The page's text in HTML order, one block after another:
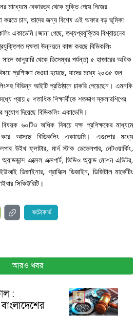
মাধ্যেমে বেকারত্ব থেকে মুক্তি পেয়ে নিজের
করতে চান, তাদের জন্য বিশেষ এই অফার বড় ভূমিকা
একাডেমি।জানা গেছে, তথ্যপ্রযুক্তির বিশ্বায়নের
দক্ষতা উন্নয়নে কাজ করছে বিডিকলিং
জানুয়ারি থেকে ডিসেম্বর পর্যন্ত) ৫ হাজারের অধিক
প্রশিক্ষণ দেওয়া হয়েছে, যাদের মধ্যে ২০৩৫ জন
বিভিন্ন আইটি প্রতিষ্ঠানে চাকরি পেয়েছেন। এমনকি
প্রায় ৫ শতাধিক শিক্ষার্থীকে শতভাগ স্কলারশিপের
সুযোগ দিয়েছে বিডিকলিং একাডেমি।
৬০টিও অধিক বিষয়ে দক্ষ প্রশিক্ষকের মাধ্যমে
করে আসছে বিডিকলিং একাডেমি। এগুলোর মধ্যে
উইথ ফ্লাটার, মার্ন স্টাক ডেভেলপার, নেটওয়ার্কিং,
এক্সেল এক্সপার্ট, ভিডিও অ্যান্ড মোশন এডিটর,
ডিজাইনার, গ্রাফিক্স ডিজাইন, ডিজিটাল মার্কেটিং
সিকিউরিটি।
ফটোকার্ড
আরও খবর
: